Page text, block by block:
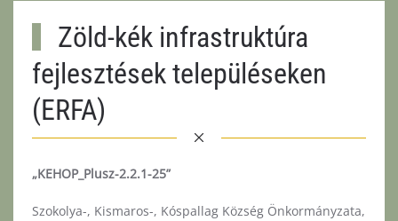
Zöld-kék infrastruktúra
fejlesztések településeken
(ERFA)
„KEHOP_Plusz-2.2.1-25”
Szokolya-, Kismaros-, Kóspallag Község Önkormányzata,